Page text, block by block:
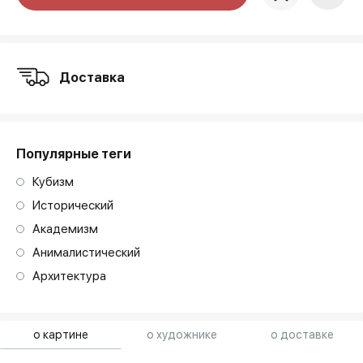
о картине о художнике о доставке
Доставка
Популярные теги
Кубизм
Исторический
Академизм
Анималистический
Архитектура